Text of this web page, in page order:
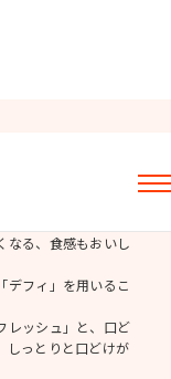
なる、食感もおいし
デフィ」を用いるこ
レッシュ」と、口ど
しっとりと口どけが